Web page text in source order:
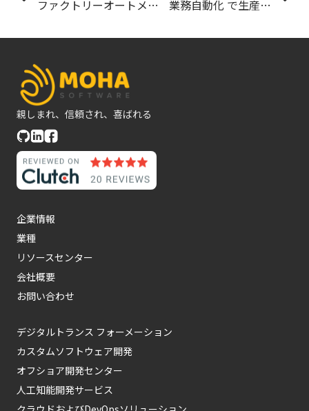
ファクトリーオートメーション のメリットと活用事例
業務自動化 で生産性を最大化するポイント
親しまれ、信頼され、喜ばれる
企業情報
業種
リソースセンター
会社概要
お問い合わせ
デジタルトランス フォーメーション
カスタムソフトウェア開発
オフショア開発センター
人工知能開発サービス